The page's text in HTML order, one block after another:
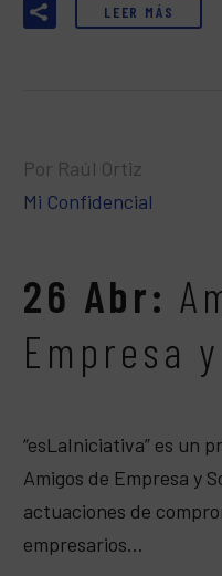
LEER MÁS
Por Raúl Ortiz
Mi Confidencial
26 Abr:
Empresa
“esLaIniciativa” es un
Amigos de Empresa y
actuaciones de
empresarios…